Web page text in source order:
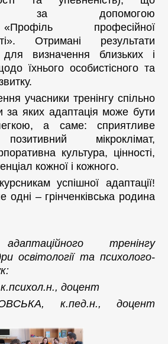
за допомогою
професійної
Отримані результати
визначення близьких і
їхнього особистісного та
учасники тренінгу спільно
за яких адаптація може бути
а саме: сприятливе
мікроклімат,
культура, цінності,
кожної і кожного.
успішної адаптації!
одні – грінченківська родина
тренінгу
освітології та психолого-
доцент
к.пед.н., доцент